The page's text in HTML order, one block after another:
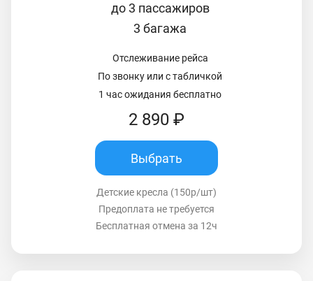
до 3 пассажиров
3 багажа
Отслеживание рейса
По звонку или с табличкой
1 час ожидания бесплатно
2 890 ₽
Выбрать
Детские кресла (150р/шт)
Предоплата не требуется
Бесплатная отмена за 12ч